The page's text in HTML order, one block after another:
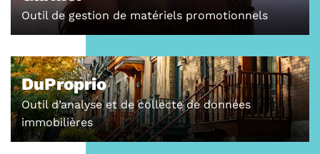
Outil de gestion de matériels promotionnels
DuProprio
Outil d’analyse et de collecte de données
immobilières